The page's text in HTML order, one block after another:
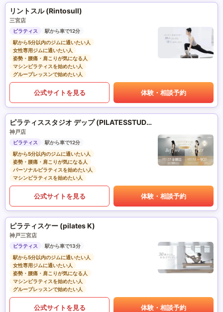
リントスル (Rintosull)
三宮店
ピラティス
駅から車で12分
駅から5分以内のジムに通いたい人
女性専用ジムに通いたい人
姿勢・腰痛・肩こりが気になる人
マシンピラティスを始めたい人
グループレッスンで始めたい人
公式サイトを見る 体験・相談予約
ピラティススタジオ デップ (PILATESSTUDIO DEP)
神戸店
ピラティス
駅から車で12分
駅から5分以内のジムに通いたい人
姿勢・腰痛・肩こりが気になる人
パーソナルピラティスを始めたい人
マシンピラティスを始めたい人
公式サイトを見る 体験・相談予約
ピラティスケー (pilates K)
神戸三宮店
ピラティス
駅から車で13分
駅から5分以内のジムに通いたい人
女性専用ジムに通いたい人
姿勢・腰痛・肩こりが気になる人
マシンピラティスを始めたい人
グループレッスンで始めたい人
公式サイトを見る 体験・相談予約